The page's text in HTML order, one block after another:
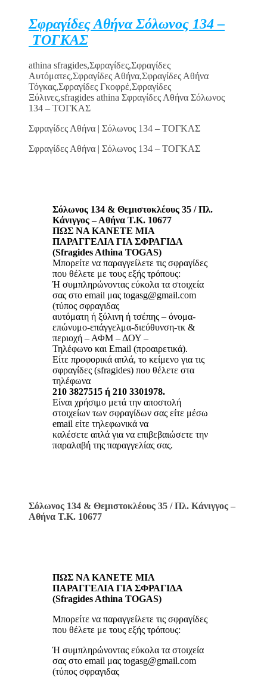
Σφραγίδες Αθήνα Σόλωνος 134 –
ΤΟΓΚΑΣ
athina sfragides,Σφραγίδες,Σφραγίδες
Αυτόματες,Σφραγίδες Αθήνα,Σφραγίδες Αθήνα
Τόγκας,Σφραγίδες Γκοφρέ,Σφραγίδες
Ξύλινες,sfragides athina Σφραγίδες Αθήνα Σόλωνος
134 – ΤΟΓΚΑΣ
Σφραγίδες Αθήνα | Σόλωνος 134 – ΤΟΓΚΑΣ
Σφραγίδες Αθήνα | Σόλωνος 134 – ΤΟΓΚΑΣ
Σόλωνος 134 & Θεμιστοκλέους 35 / Πλ.
Κάνιγγος – Αθήνα Τ.Κ. 10677
ΠΩΣ ΝΑ ΚΑΝΕΤΕ ΜΙΑ
ΠΑΡΑΓΓΕΛΙΑ ΓΙΑ ΣΦΡΑΓΙΔΑ
(Sfragides Athina TOGAS)
Μπορείτε να παραγγείλετε τις σφραγίδες
που θέλετε με τους εξής τρόπους:
Ή συμπληρώνοντας εύκολα τα στοιχεία
σας στο email μας togasg@gmail.com
(τύπος σφραγιδας
αυτόματη ή ξύλινη ή τσέπης – όνομα-
επώνυμο-επάγγελμα-διεύθυνση-τκ &
περιοχή – ΑΦΜ – ΔΟΥ –
Τηλέφωνο και Email (προαιρετικά).
Είτε προφορικά απλά, το κείμενο για τις
σφραγίδες (sfragides) που θέλετε στα
τηλέφωνα
210 3827515 ή 210 3301978.
Είναι χρήσιμο μετά την αποστολή
στοιχείων των σφραγίδων σας είτε μέσω
email είτε τηλεφωνικά να
καλέσετε απλά για να επιβεβαιώσετε την
παραλαβή της παραγγελίας σας.
Σόλωνος 134 & Θεμιστοκλέους 35 / Πλ. Κάνιγγος –
Αθήνα Τ.Κ. 10677
ΠΩΣ ΝΑ ΚΑΝΕΤΕ ΜΙΑ
ΠΑΡΑΓΓΕΛΙΑ ΓΙΑ ΣΦΡΑΓΙΔΑ
(Sfragides Athina TOGAS)
Μπορείτε να παραγγείλετε τις σφραγίδες
που θέλετε με τους εξής τρόπους:
Ή συμπληρώνοντας εύκολα τα στοιχεία
σας στο email μας togasg@gmail.com
(τύπος σφραγιδας